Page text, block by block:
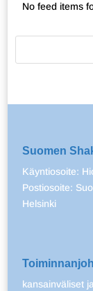
No feed items
Suomen
Käyntiosoite:
Postiosoite:
Helsinki
kansainväliset